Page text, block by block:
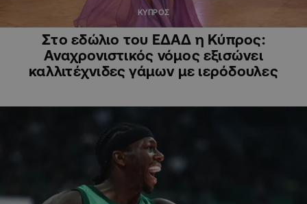
ΚΥΠΡΟΣ
Στο εδώλιο του ΕΔΑΔ η Κύπρος:
Αναχρονιστικός νόμος εξισώνει
καλλιτέχνιδες γάμων με ιερόδουλες